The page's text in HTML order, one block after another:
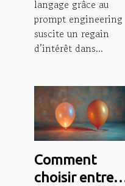
technologies
de langage
langage grâce au
prompt engineering
suscite un regain
d’intérêt dans...
Comment
choisir entre